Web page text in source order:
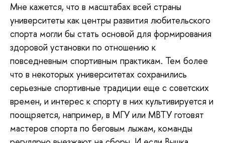
Мне кажется, что в масштабах всей страны
университеты как центры развития любительского
спорта могли бы стать основой для формирования
здоровой установки по отношению к
повседневным спортивным практикам. Тем более
что в некоторых университетах сохранились
серьезные спортивные традиции еще с советских
времен, и интерес к спорту в них культивируется и
поощряется, например, в МГУ или МВТУ готовят
мастеров спорта по беговым лыжам, команды